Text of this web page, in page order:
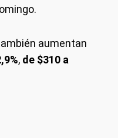
aumentan
, de $310 a